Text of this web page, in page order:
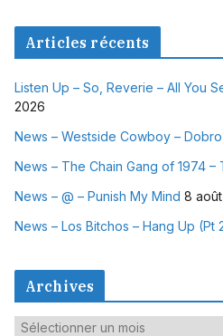
Articles récents
Listen Up – So, Reverie – All You
2026
News – Westside Cowboy – Dobro
News – The Chain Gang of 1974 –
News – @ – Punish My Mind 8
News – Los Bitchos – Hang Up (Pt
Archives
A